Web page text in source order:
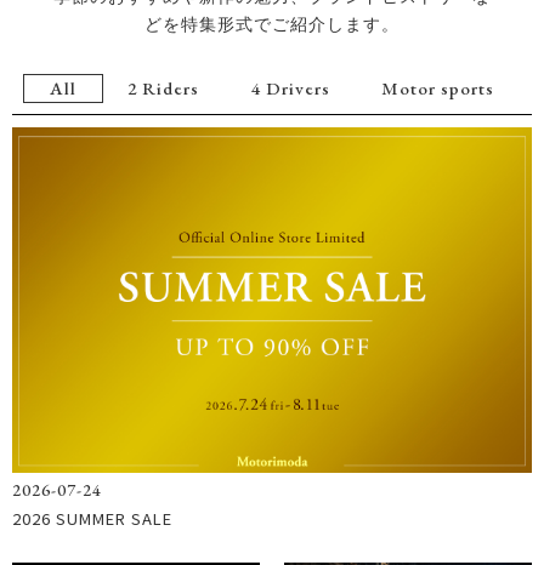
どを特集形式でご紹介します。
All 2 Riders 4 Drivers Motor sports
2026-07-24
2026 SUMMER SALE